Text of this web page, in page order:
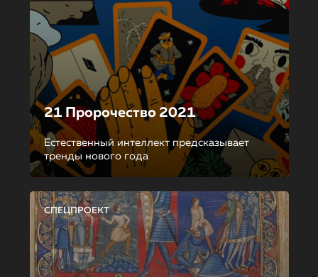
21 Пророчество 2021
Естественный интеллект предсказывает
тренды нового года
СПЕЦПРОЕКТ